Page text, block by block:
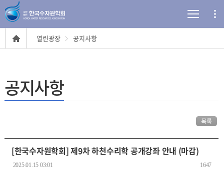
열린광장 공지사항
공지사항
목록
[한국수자원학회] 제9차 하천수리학 공개강좌 안내 (마감)
2025.01.15 03:01 1647